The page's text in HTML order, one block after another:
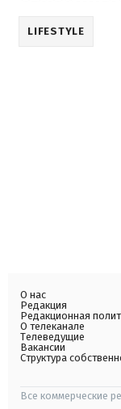
LIFESTYLE
О нас
Редакция
Редакционная
О телеканале
Телеведущие
Вакансии
Структура
Все коммерческие